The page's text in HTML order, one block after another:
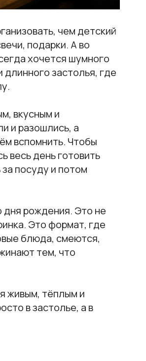
чем детский
подарки. А во
хочется шумного
длинного застолья, где
вкусным и
и разошлись, а
вспомнить. Чтобы
весь день готовить
посуду и потом
дня рождения. Это не
Это формат, где
блюда, смеются,
тем, что
живым, тёплым и
в застолье, а в